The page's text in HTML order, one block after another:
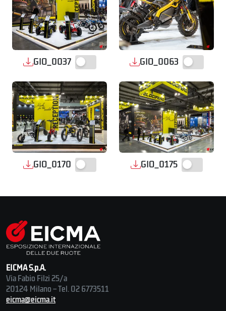
GIO_0037 GIO_0063
GIO_0170 GIO_0175
EICMA S.p.A.
Via Fabio Filzi 25/a
20124 Milano – Tel. 02 6773511
eicma@eicma.it